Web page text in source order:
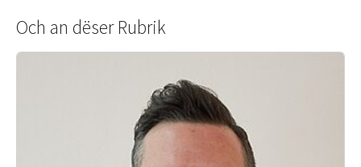
Och an dëser Rubrik